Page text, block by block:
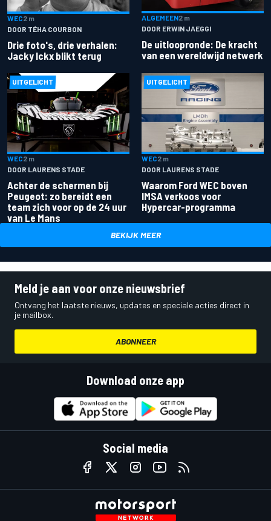
WEC2 m
DOOR TÉHA COURBON
Drie foto's, drie verhalen:
Jacky Ickx blikt terug
ALGEMEEN2 m
DOOR ERWIN JAEGGI
De uitloopronde: De kracht
van een wereldwijd netwerk
UITGELICHT
WEC2 m
DOOR LAURENS STADE
Achter de schermen bij
Peugeot: zo bereidt een
team zich voor op de 24 uur
van Le Mans
UITGELICHT
WEC2 m
DOOR LAURENS STADE
Waarom Ford WEC boven
IMSA verkoos voor
Hypercar-programma
BEKIJK MEER
Meld je aan voor onze nieuwsbrief
Ontvang het laatste nieuws, updates en speciale acties direct in
je mailbox.
ABONNEER
Download onze app
Social media